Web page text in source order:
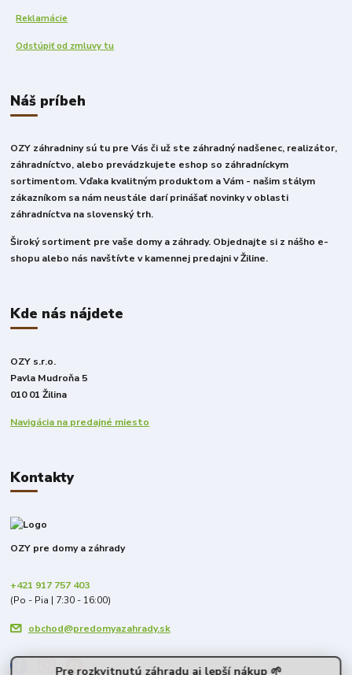
Reklamácie
Odstúpiť od zmluvy tu
Náš príbeh
OZY záhradniny sú tu pre Vás či už ste záhradný nadšenec, realizátor,
záhradníctvo, alebo prevádzkujete eshop so záhradníckym
sortimentom. Vďaka kvalitným produktom a Vám - našim stálym
zákazníkom sa nám neustále darí prinášať novinky v oblasti
záhradníctva na slovenský trh.
Široký sortiment pre vaše domy a záhrady. Objednajte si z nášho e-
shopu alebo nás navštívte v kamennej predajni v Žiline.
Kde nás nájdete
OZY s.r.o.
Pavla Mudroňa 5
010 01 Žilina
Navigácia na predajné miesto
Kontakty
OZY pre domy a záhrady
+421 917 757 403
(Po - Pia | 7:30 - 16:00)
obchod@predomyazahrady.sk
Pre rozkvitnutú záhradu aj lepší nákup 🌱